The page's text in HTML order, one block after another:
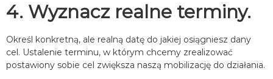
4. Wyznacz realne terminy.
Określ konkretną, ale realną datę do jakiej osiągniesz dany
cel. Ustalenie terminu, w którym chcemy zrealizować
postawiony sobie cel zwiększa naszą mobilizację do działania.